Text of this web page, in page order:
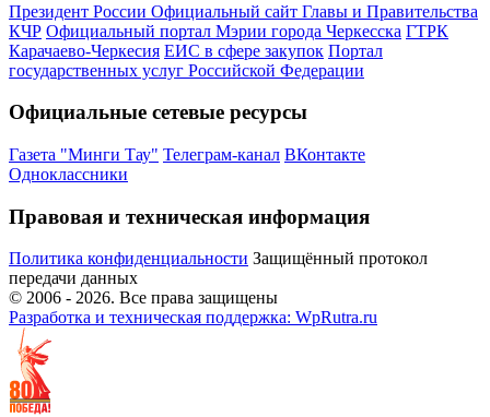
Президент России Официальный сайт Главы и Правительства
КЧР Официальный портал Мэрии города Черкесска ГТРК
Карачаево-Черкесия ЕИС в сфере закупок Портал
государственных услуг Российской Федерации
Официальные сетевые ресурсы
Газета "Минги Тау" Телеграм-канал ВКонтакте
Одноклассники
Правовая и техническая информация
Политика конфиденциальности Защищённый протокол
передачи данных
© 2006 - 2026. Все права защищены
Разработка и техническая поддержка: WpRutra.ru